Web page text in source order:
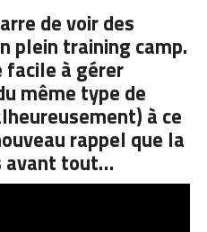
de voir des
plein training camp.
facile à gérer
même type de
à ce
rappel que la
avant tout…